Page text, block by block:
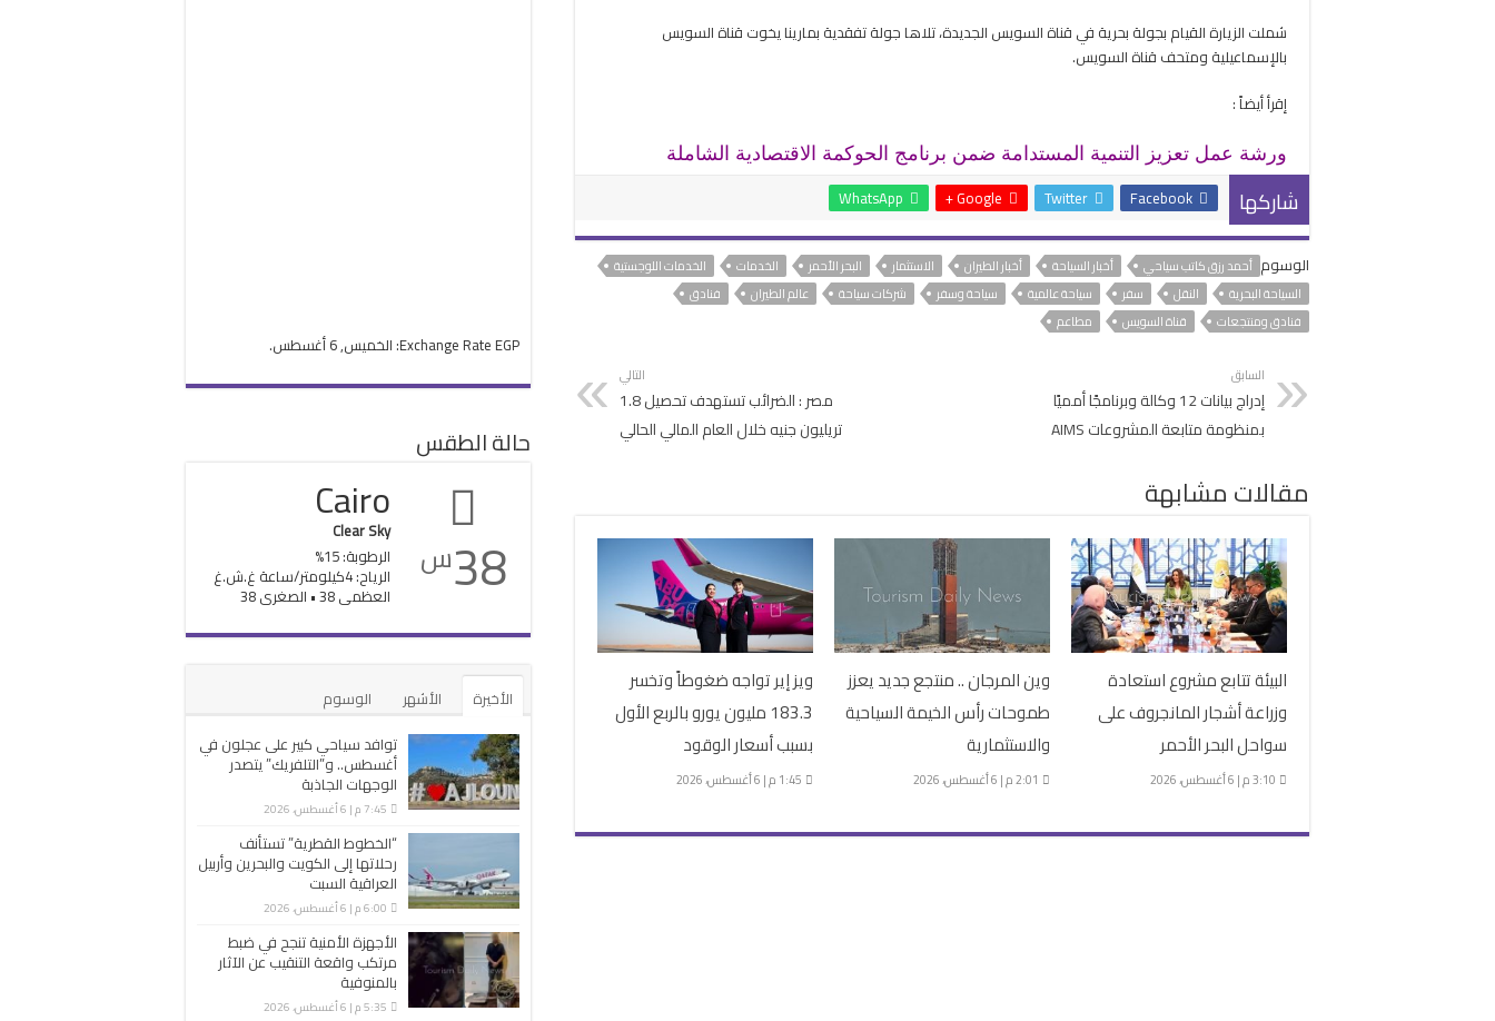
شملت الزيارة القيام بجولة بحرية في قناة السويس الجديدة، تلاها جولة تفقدية بمارينا يخوت قناة السويس
بالإسماعيلية ومتحف قناة السويس.
إقرأ أيضاً :
ورشة عمل تعزيز التنمية المستدامة ضمن برنامج الحوكمة الاقتصادية الشاملة
شاركها Facebook
Twitter
Google +
WhatsApp
الوسوم أحمد رزق كاتب سياحي أخبار السياحة أخبار الطيران الاستثمار البحر الأحمر الخدمات
الخدمات اللوجستية
السياحة البحرية
النقل سفر سياحة عالمية سياحة وسفر شركات سياحة عالم الطيران
فنادق
فنادق ومنتجعات
قناة السويس مطاعم
السابق
إدراج بيانات 12 وكالة وبرنامجًا أمميًا
بمنظومة متابعة المشروعات AIMS
التالي
مصر : الضرائب تستهدف تحصيل 1.8
تريليون جنيه خلال العام المالي الحالي
مقالات مشابهة
البيئة تتابع مشروع استعادة
وزراعة أشجار المانجروف على
سواحل البحر الأحمر
3:10 م | 6 أغسطس، 2026
وين المرجان .. منتجع جديد يعزز
طموحات رأس الخيمة السياحية
والاستثمارية
2:01 م | 6 أغسطس، 2026
ويز إير تواجه ضغوطاً وتخسر
183.3 مليون يورو بالربع الأول
بسبب أسعار الوقود
1:45 م | 6 أغسطس، 2026
Exchange Rate EGP : الخميس, 6 أغسطس.
حالة الطقس
38س
Cairo
Clear Sky
الرطوبة: 15%
الرياح: 4كيلومتر/ساعة غ.ش.غ
العظمى 38 • الصغرى 38
الأخيرة الأشهر
الوسوم
توافد سياحي كبير على عجلون في
أغسطس.. و”التلفريك” يتصدر
الوجهات الجاذبة
7:45 م | 6 أغسطس، 2026
“الخطوط القطرية” تستأنف
رحلاتها إلى الكويت والبحرين وأربيل
العراقية السبت
6:00 م | 6 أغسطس، 2026
الأجهزة الأمنية تنجح في ضبط
مرتكب واقعة التنقيب عن الآثار
بالمنوفية
5:35 م | 6 أغسطس، 2026